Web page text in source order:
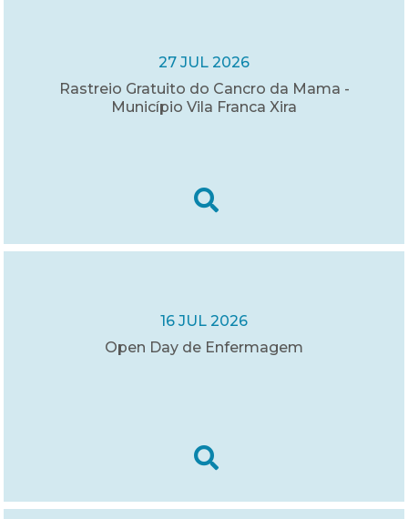
27 JUL 2026
Rastreio Gratuito do Cancro da Mama -
Município Vila Franca Xira
16 JUL 2026
Open Day de Enfermagem